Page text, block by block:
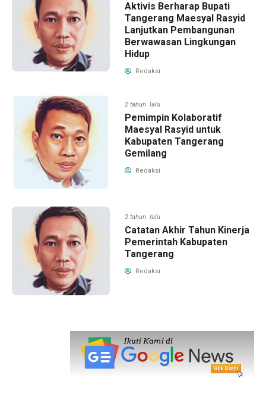
Aktivis Berharap Bupati
Tangerang Maesyal Rasyid
Lanjutkan Pembangunan
Berwawasan Lingkungan
Hidup
Redaksi
2 tahun lalu
Pemimpin Kolaboratif
Maesyal Rasyid untuk
Kabupaten Tangerang
Gemilang
Redaksi
2 tahun lalu
Catatan Akhir Tahun Kinerja
Pemerintah Kabupaten
Tangerang
Redaksi